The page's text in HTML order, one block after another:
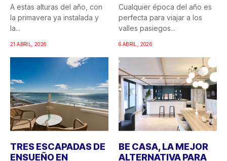
A estas alturas del año, con
la primavera ya instalada y
la...
21 ABRIL, 2026
Cualquier época del año es
perfecta para viajar a los
valles pasiegos...
6 ABRIL, 2026
TRES ESCAPADAS DE
ENSUEÑO EN
BE CASA, LA MEJOR
ALTERNATIVA PARA